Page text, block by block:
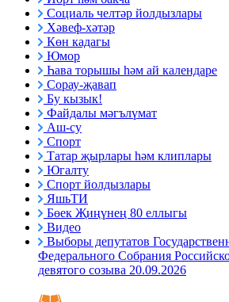
Социаль челтәр йолдызлары
Хәвеф-хәтәр
Көн кадагы
Юмор
Һава торышы һәм ай календаре
Сорау-җавап
Бу кызык!
Файдалы мәгълүмат
Аш-су
Спорт
Татар җырлары һәм клиплары
Югалту
Спорт йолдызлары
ЯшьТИ
Бөек Җиңүнең 80 еллыгы
Видео
Выборы депутатов
Федерального Собрания
девятого созыва 20.09.2026